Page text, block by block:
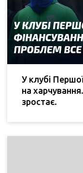
У клубі
на
зростає.